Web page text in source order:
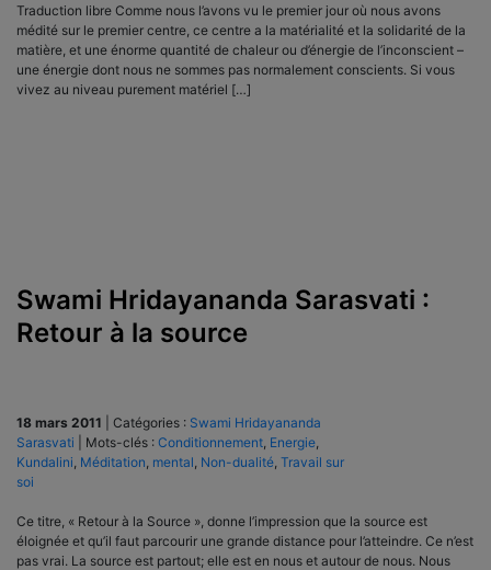
Traduction libre Comme nous l’avons vu le premier jour où nous avons
médité sur le premier centre, ce centre a la matérialité et la solidarité de la
matière, et une énorme quantité de chaleur ou d’énergie de l’inconscient –
une énergie dont nous ne sommes pas normalement conscients. Si vous
vivez au niveau purement matériel […]
Swami Hridayananda Sarasvati :
Retour à la source
18 mars 2011 Catégories : Swami Hridayananda
Sarasvati
Mots-clés : Conditionnement Energie
Kundalini Méditation mental Non-dualité Travail sur
soi
Ce titre, « Retour à la Source », donne l’impression que la source est
éloignée et qu’il faut parcourir une grande distance pour l’atteindre. Ce n’est
pas vrai. La source est partout; elle est en nous et autour de nous. Nous